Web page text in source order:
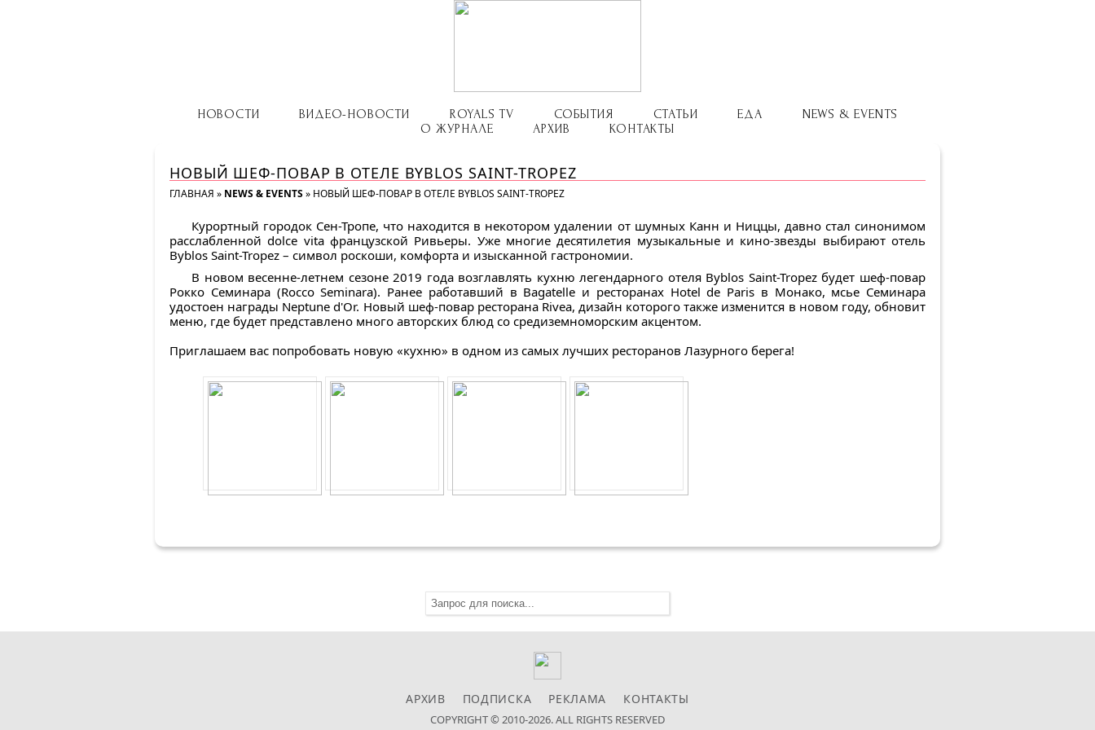
НОВОСТИ ВИДЕО-НОВОСТИ ROYALS TV СОБЫТИЯ СТАТЬИ ЕДА
NEWS & EVENTS
О ЖУРНАЛЕ
АРХИВ КОНТАКТЫ
НОВЫЙ ШЕФ-ПОВАР В ОТЕЛЕ BYBLOS SAINT-TROPEZ
ГЛАВНАЯ » NEWS & EVENTS » НОВЫЙ ШЕФ-ПОВАР В ОТЕЛЕ BYBLOS SAINT-TROPEZ
Курортный городок Сен-Тропе, что находится в некотором удалении от шумных Канн и Ниццы, давно стал синонимом
расслабленной dolce vita французской Ривьеры. Уже многие десятилетия музыкальные и кино-звезды выбирают отель
Byblos Saint-Tropez – символ роскоши, комфорта и изысканной гастрономии.
В новом весенне-летнем сезоне 2019 года возглавлять кухню легендарного отеля Byblos Saint-Tropez будет шеф-повар
Рокко Семинара (Rocco Seminara). Ранее работавший в Bagatelle и ресторанах Hotel de Paris в Монако, мсье Семинара
удостоен награды Neptune d'Or. Новый шеф-повар ресторана Rivea, дизайн которого также изменится в новом году, обновит
меню, где будет представлено много авторских блюд со средиземноморским акцентом.
Приглашаем вас попробовать новую «кухню» в одном из самых лучших ресторанов Лазурного берега!
АРХИВ ПОДПИСКА РЕКЛАМА КОНТАКТЫ
COPYRIGHT © 2010-2026. ALL RIGHTS RESERVED